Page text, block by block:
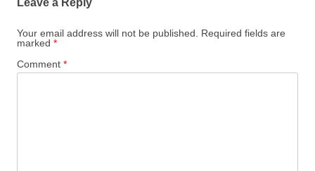
Leave a Reply
Your email address will not be published.
Required fields are
marked *
Comment *